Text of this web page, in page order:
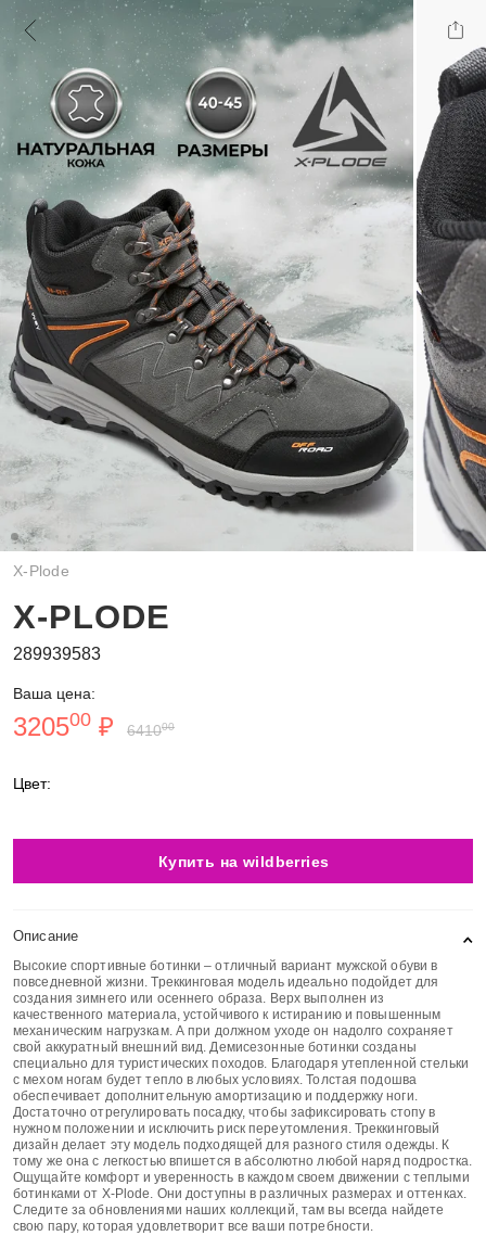
X-Plode
X-PLODE
289939583
Ваша цена:
320500 ₽ 641000
Цвет:
Купить на wildberries
Описание
Высокие спортивные ботинки – отличный вариант мужской обуви в
повседневной жизни. Треккинговая модель идеально подойдет для
создания зимнего или осеннего образа. Верх выполнен из
качественного материала, устойчивого к истиранию и повышенным
механическим нагрузкам. А при должном уходе он надолго сохраняет
свой аккуратный внешний вид. Демисезонные ботинки созданы
специально для туристических походов. Благодаря утепленной стельки
с мехом ногам будет тепло в любых условиях. Толстая подошва
обеспечивает дополнительную амортизацию и поддержку ноги.
Достаточно отрегулировать посадку, чтобы зафиксировать стопу в
нужном положении и исключить риск переутомления. Треккинговый
дизайн делает эту модель подходящей для разного стиля одежды. К
тому же она с легкостью впишется в абсолютно любой наряд подростка.
Ощущайте комфорт и уверенность в каждом своем движении с теплыми
ботинками от X-Plode. Они доступны в различных размерах и оттенках.
Следите за обновлениями наших коллекций, там вы всегда найдете
свою пару, которая удовлетворит все ваши потребности.